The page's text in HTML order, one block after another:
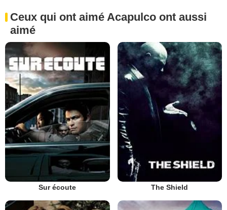
Ceux qui ont aimé Acapulco ont aussi
aimé
Sur écoute The Shield